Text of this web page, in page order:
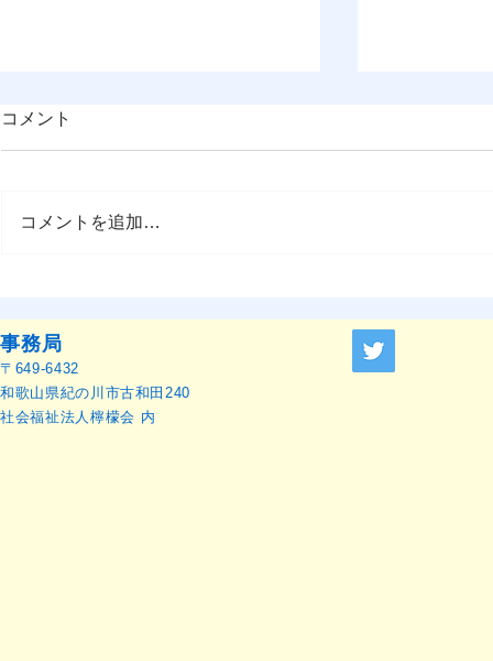
催のお知らせ
ャーナル』
せ
コメント
コメントを追加…
事務局
〒649-6432
和歌山県紀の川市古和田240
社会福祉法人檸檬会 内